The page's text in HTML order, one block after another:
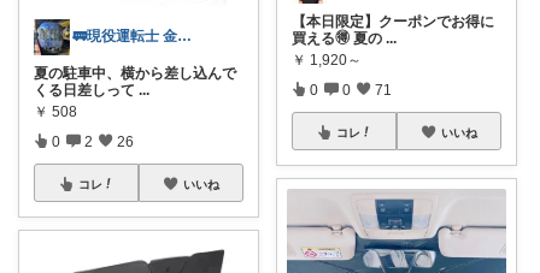
🚃現役運転士 金魚🐠
夏の駐車中、横から差し込んで
くる日差しって ...
￥ 508
0 2 26
コレ いいね
【本日限定】クーポンでお得に
買える🉐 夏の ...
￥ 1,920～
0 0 71
コレ いいね